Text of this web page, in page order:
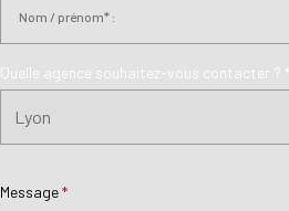
Quelle agence souhaitez-vous contacter ? *
Message*